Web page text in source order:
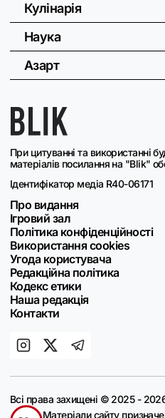
При цитуванні та використанні
матеріалів посилання на "Blik"
Ідентифікатор медіа R40-06171
Про видання
Ігровий зал
Політика конфіденційності
Використання cookies
Угода користувача
Редакційна політика
Кодекс етики
Наша редакція
Контакти
Кулінарія
Наука
Азарт
Всі права захищені © 2025 -
Матеріали сайту